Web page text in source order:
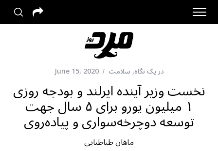
در یک نگاه,سلامت June 15, 2020
نخست وزیر آینده ایرلند و بودجه روزی
۱ میلیون یورو برای ۵ سال جهت
توسعه دوچرخه‌سواری و پیاده‌روی
ماهان طباطبایی